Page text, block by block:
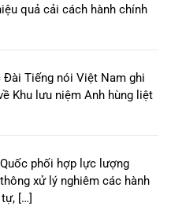
quả cải cách hành chính
Tiếng nói Việt Nam ghi
Khu lưu niệm Anh hùng liệt
phối hợp lực lượng
xử lý nghiêm các hành
[…]